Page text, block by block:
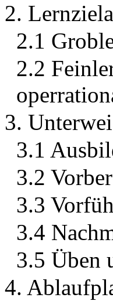
2.
2.1
2.2
3.
3.1
3.2
3.3
3.4
3.5 Üben
4.